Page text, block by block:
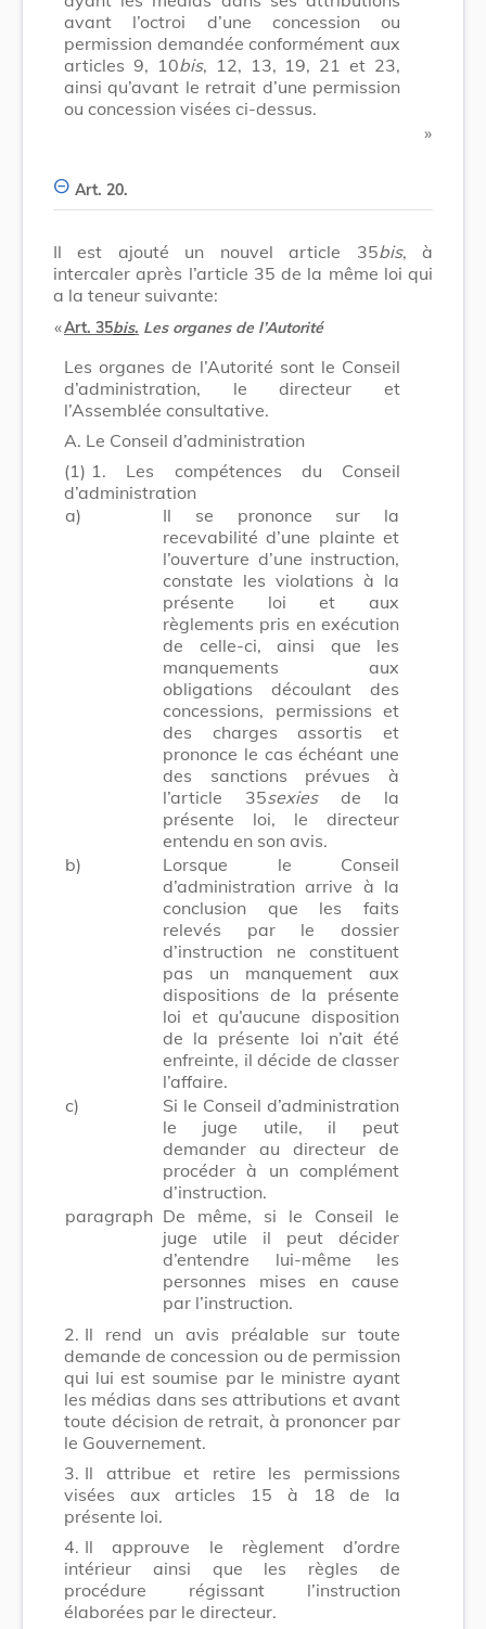
avant l’octroi d’une concession ou
permission demandée conformément aux
articles 9, 10bis, 12, 13, 19, 21 et 23,
ainsi qu’avant le retrait d’une permission
ou concession visées ci-dessus.
​ »
Art. 20.
Il est ajouté un nouvel article 35bis, à
intercaler après l’article 35 de la même loi qui
a la teneur suivante:
​ «Art. 35bis. Les organes de l’Autorité
Les organes de l’Autorité sont le Conseil
d’administration, le directeur et
l’Assemblée consultative.
A. Le Conseil d’administration
(1) 1. Les compétences du Conseil
d’administration
a)
Il se prononce sur la
recevabilité d’une plainte et
l’ouverture d’une instruction,
constate les violations à la
présente loi et aux
règlements pris en exécution
de celle-ci, ainsi que les
manquements aux
obligations découlant des
concessions, permissions et
des charges assortis et
prononce le cas échéant une
des sanctions prévues à
l’article 35sexiesde la
présente loi, le directeur
entendu en son avis.
b)
Lorsque le Conseil
d’administration arrive à la
conclusion que les faits
relevés par le dossier
d’instruction ne constituent
pas un manquement aux
dispositions de la présente
loi et qu’aucune disposition
de la présente loi n’ait été
enfreinte, il décide de classer
l’affaire.
c)
Si le Conseil d’administration
le juge utile, il peut
demander au directeur de
procéder à un complément
d’instruction.
paragraph De même, si le Conseil le
juge utile il peut décider
d’entendre lui-même les
personnes mises en cause
par l’instruction.
2. Il rend un avis préalable sur toute
demande de concession ou de permission
qui lui est soumise par le ministre ayant
les médias dans ses attributions et avant
toute décision de retrait, à prononcer par
le Gouvernement.
3. Il attribue et retire les permissions
visées aux articles 15 à 18 de la
présente loi.
4. Il approuve le règlement d’ordre
intérieur ainsi que les règles de
procédure régissant l’instruction
élaborées par le directeur.